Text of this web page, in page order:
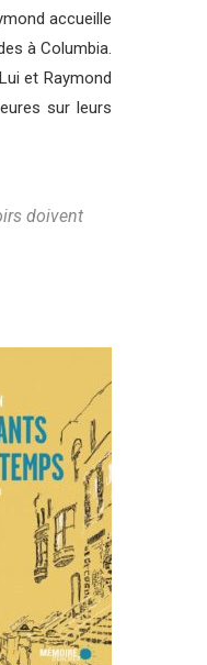
accueille
à Columbia.
et Raymond
sur leurs
doivent